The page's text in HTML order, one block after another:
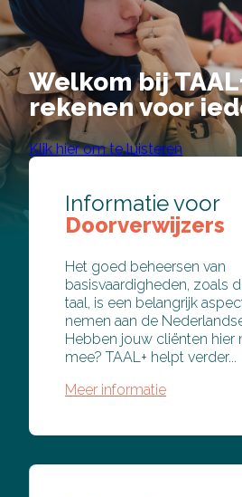
Welkom bij
rekenen voor
Klik hier om te luisteren
Informatie voor
Doorverwijzers
Het goed beheersen van
basisvaardigheden, zoals
taal, is een belangrijk
nemen aan de
Hebben jouw cliënten hier
mee? TAAL+ helpt verder...
Meer informatie